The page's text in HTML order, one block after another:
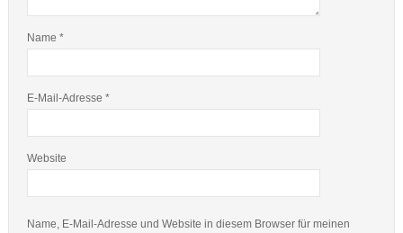
Name *
E-Mail-Adresse *
Website
Name, E-Mail-Adresse und Website in diesem Browser für meinen